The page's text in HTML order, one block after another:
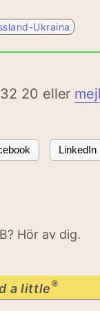
Ukraina
20 eller
LinkedIn
Hör av dig.
a little®